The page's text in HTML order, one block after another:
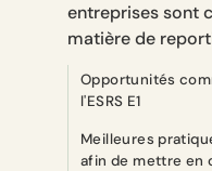
entreprises sont
matière de
Opportunités
l'ESRS E1
Meilleures
afin de mettre en